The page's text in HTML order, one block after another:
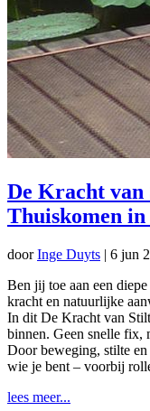
De Kracht van
Thuiskomen
doorInge Duyts | 6 jun
Ben jij toe aan een
kracht en natuurlijke
In dit De Kracht van
binnen. Geen snelle fix,
Door beweging, stilte
wie je bent – voorbij
lees meer...